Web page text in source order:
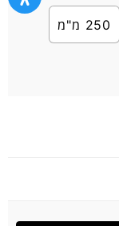
250 מ"מ